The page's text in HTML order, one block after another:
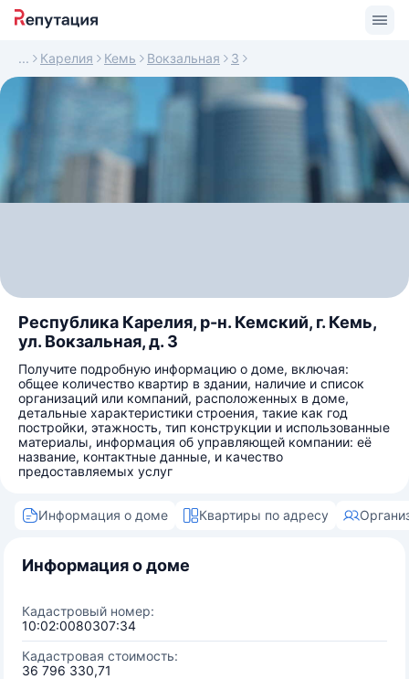
Карелия Кемь Вокзальная 3
Республика Карелия, р-н. Кемский, г. Кемь,
ул. Вокзальная, д. 3
Получите подробную информацию о доме, включая:
общее количество квартир в здании, наличие и список
организаций или компаний, расположенных в доме,
детальные характеристики строения, такие как год
постройки, этажность, тип конструкции и использованные
материалы, информация об управляющей компании: её
название, контактные данные, и качество
предоставляемых услуг
Информация о доме Квартиры по адресу
Информация о доме
Кадастровый номер:
10:02:0080307:34
Кадастровая стоимость:
36 796 330,71